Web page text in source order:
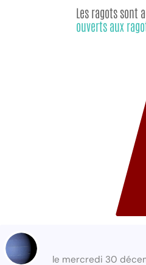
Les ragots sont
ouverts aux
le mercredi 30